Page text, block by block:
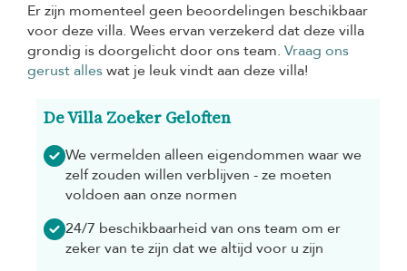
Er zijn momenteel geen beoordelingen beschikbaar
voor deze villa. Wees ervan verzekerd dat deze villa
grondig is doorgelicht door ons team. Vraag ons
gerust alleswat je leuk vindt aan deze villa!
De Villa Zoeker Geloften
We vermelden alleen eigendommen waar we
zelf zouden willen verblijven - ze moeten
voldoen aan onze normen
24/7 beschikbaarheid van ons team om er
zeker van te zijn dat we altijd voor u zijn